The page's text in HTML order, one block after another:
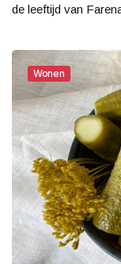
de leeftijd van
Wonen